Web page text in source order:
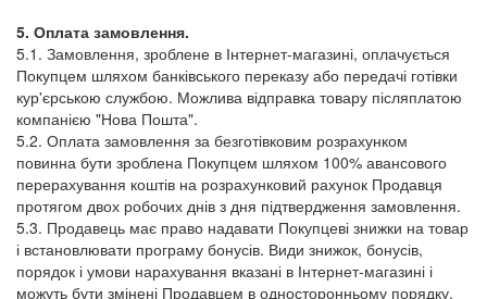
5. Оплата замовлення.
5.1. Замовлення, зроблене в Інтернет-магазині, оплачується
Покупцем шляхом банківського переказу або передачі готівки
кур'єрською службою. Можлива відправка товару післяплатою
компанією "Нова Пошта".
5.2. Оплата замовлення за безготівковим розрахунком
повинна бути зроблена Покупцем шляхом 100% авансового
перерахування коштів на розрахунковий рахунок Продавця
протягом двох робочих днів з дня підтвердження замовлення.
5.3. Продавець має право надавати Покупцеві знижки на товар
і встановлювати програму бонусів. Види знижок, бонусів,
порядок і умови нарахування вказані в Інтернет-магазині і
можуть бути змінені Продавцем в односторонньому порядку.